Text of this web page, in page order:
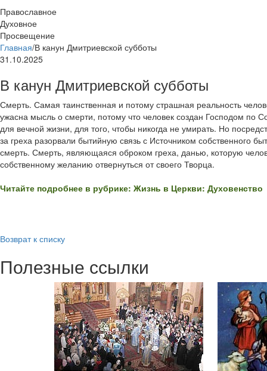
Православное
Духовное
Просвещение
Главная/В канун Дмитриевской субботы
31.10.2025
В канун Дмитриевской субботы
Смерть. Самая таинственная и потому страшная реальность
ужасна мысль о смерти, потому что человек создан Господом по
для вечной жизни, для того, чтобы никогда не умирать. Но
за греха разорвали бытийную связь с Источником собственного
смерть. Смерть, являющаяся оброком греха, данью, которую
собственному желанию отвернуться от своего Творца.
Читайте подробнее в рубрике: Жизнь в Церкви: Духовенство
Возврат к списку
Полезные ссылки